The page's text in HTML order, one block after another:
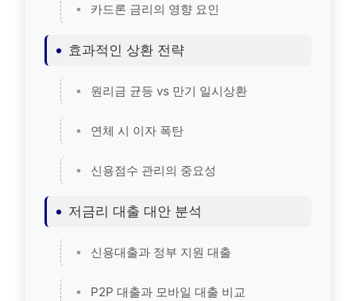
카드론 금리의 영향 요인
효과적인 상환 전략
원리금 균등 vs 만기 일시상환
연체 시 이자 폭탄
신용점수 관리의 중요성
저금리 대출 대안 분석
신용대출과 정부 지원 대출
P2P 대출과 모바일 대출 비교